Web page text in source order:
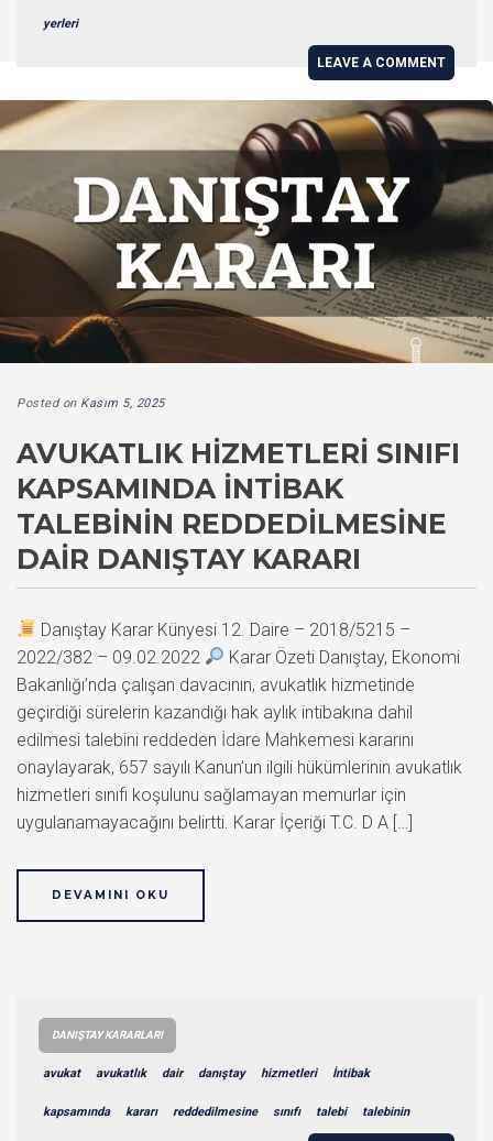
yerleri
LEAVE A COMMENT
Posted on Kasım 5, 2025
AVUKATLIK HIZMETLERI SINIFI
KAPSAMINDA İNTIBAK
TALEBININ REDDEDILMESINE
DAIR DANIŞTAY KARARI
Danıştay Karar Künyesi 12. Daire – 2018/5215 –
2022/382 – 09.02.2022
Karar Özeti Danıştay, Ekonomi
Bakanlığı’nda çalışan davacının, avukatlık hizmetinde
geçirdiği sürelerin kazandığı hak aylık intibakına dahil
edilmesi talebini reddeden İdare Mahkemesi kararını
onaylayarak, 657 sayılı Kanun’un ilgili hükümlerinin avukatlık
hizmetleri sınıfı koşulunu sağlamayan memurlar için
uygulanamayacağını belirtti. Karar İçeriği T.C. D A […]
DEVAMINI OKU
DANIŞTAY KARARLARI
avukat avukatlık dair danıştay hizmetleri İntibak
kapsamında kararı reddedilmesine sınıfı talebi talebinin